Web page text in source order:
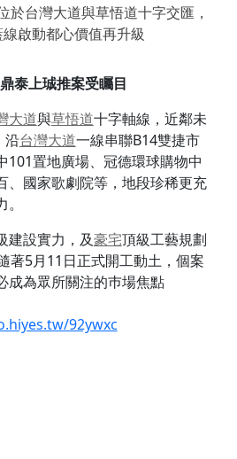
台灣大道與草悟道十字交匯，
啟動都心價值再升級
鼎泰上珹推案受矚目
大道與草悟道十字軸線，近鄰未
沿台灣大道一線串聯B14雙捷市
101置地廣場、冠德環球購物中
、國家歌劇院等，地段珍稀更充
建設實力，及豪宅頂級工藝規劃
著5月11日正式開工動土，個案
成為眾所關注的巿場焦點
92ywxc